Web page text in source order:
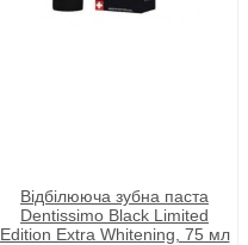
Відбілююча зубна паста
Dentissimo Black Limited
Edition Extra Whitening, 75 мл